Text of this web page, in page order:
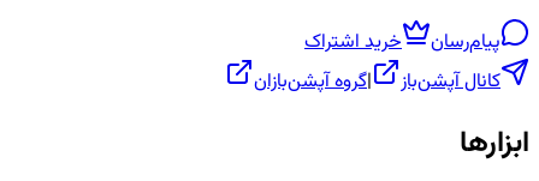
پیام‌رسان
خرید اشتراک
کانال آپشن‌باز
|گروه آپشن‌بازان
ابزارها